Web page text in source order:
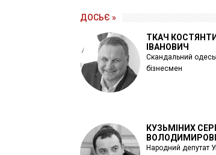
ДОСЬЄ »
ТКАЧ
ІВАНОВИЧ
Скандальний
бізнесмен
КУЗЬМІНИХ
Народний депутат